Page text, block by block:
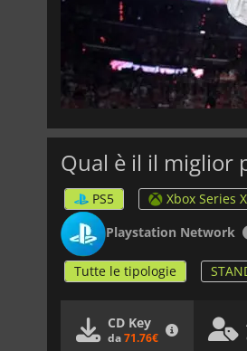
Qual è il il miglior
PS5
Xbox Series X
Playstation Network
Tutte le tipologie
CD Key
da71.76€